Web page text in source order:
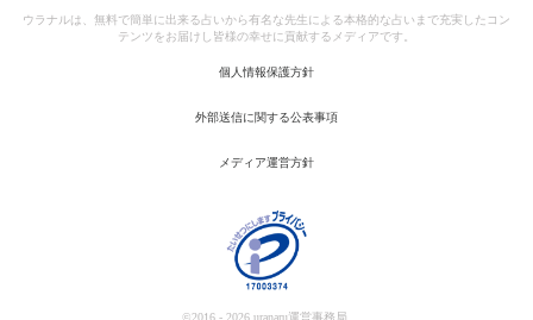
ウラナルは、無料で簡単に出来る占いから有名な先生による本格的な占いまで充実したコン
テンツをお届けし皆様の幸せに貢献するメディアです。
個人情報保護方針
外部送信に関する公表事項
メディア運営方針
©2016 - 2026 uranaru運営事務局.